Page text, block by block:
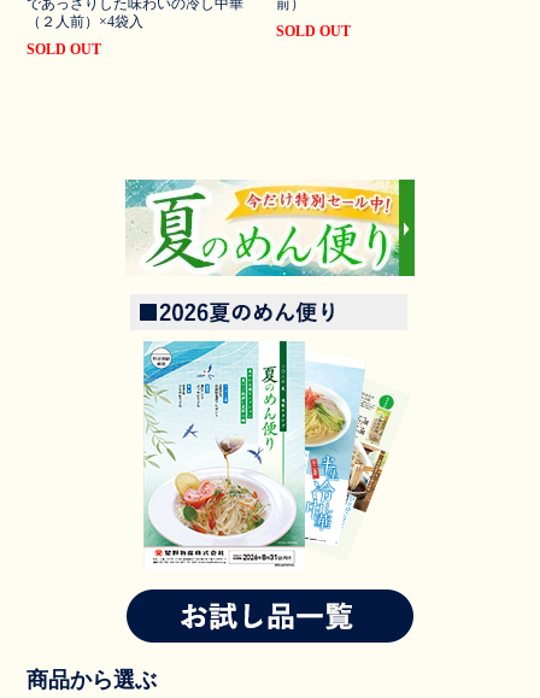
（２人前）×4袋入
SOLD OUT
SOLD OUT
商品から選ぶ